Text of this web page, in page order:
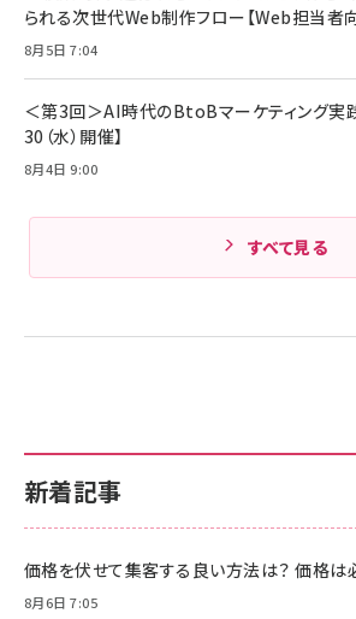
新着記事
価格を伏せて集客する良い方法は？ 価格は
8月6日 7:05
られる次世代Web制作フロー【Web担当者
8月5日 7:04
＜第3回＞AI時代のBtoBマーケティング実践
30（水）開催】
8月4日 9:00
すべて見る